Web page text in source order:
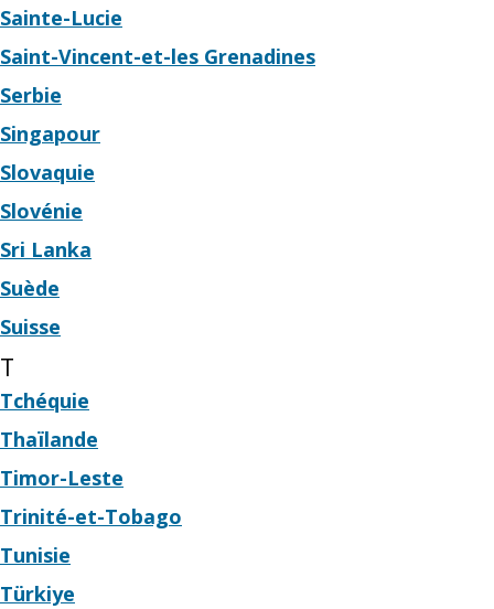
Sainte-Lucie
Saint-Vincent-et-les Grenadines
Serbie
Singapour
Slovaquie
Slovénie
Sri Lanka
Suède
Suisse
T
Tchéquie
Thaïlande
Timor-Leste
Trinité-et-Tobago
Tunisie
Türkiye